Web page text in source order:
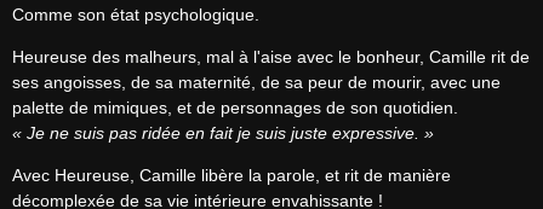
Comme son état psychologique.
Heureuse des malheurs, mal à l'aise avec le bonheur, Camille rit de
ses angoisses, de sa maternité, de sa peur de mourir, avec une
« Je ne suis pas ridée en fait je suis juste expressive. »
Avec Heureuse, Camille libère la parole, et rit de manière
décomplexée de sa vie intérieure envahissante !